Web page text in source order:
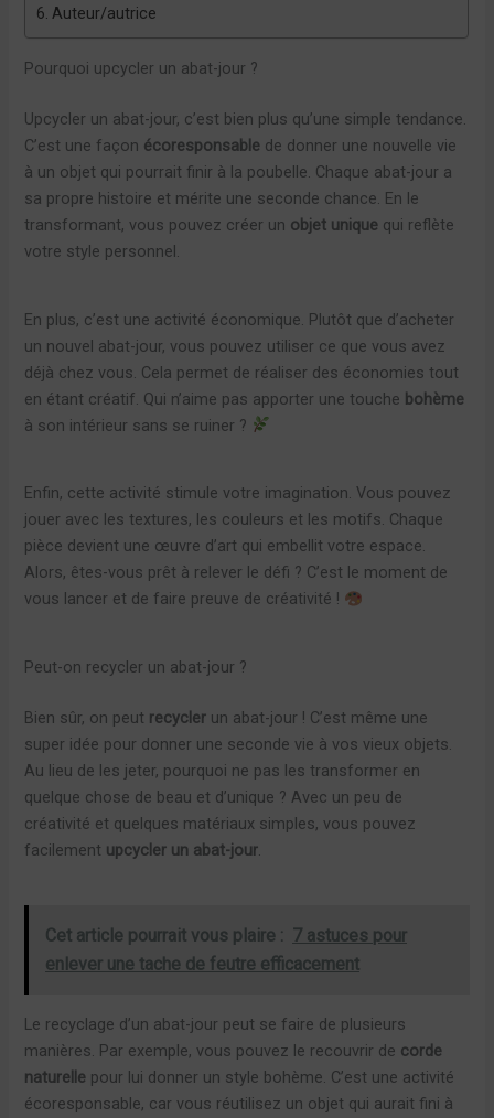
Auteur/autrice
Pourquoi upcycler un abat-jour ?
Upcycler un abat-jour, c’est bien plus qu’une simple tendance.
C’est une façon écoresponsable de donner une nouvelle vie
à un objet qui pourrait finir à la poubelle. Chaque abat-jour a
sa propre histoire et mérite une seconde chance. En le
transformant, vous pouvez créer un objet unique qui reflète
votre style personnel.
En plus, c’est une activité économique. Plutôt que d’acheter
un nouvel abat-jour, vous pouvez utiliser ce que vous avez
déjà chez vous. Cela permet de réaliser des économies tout
en étant créatif. Qui n’aime pas apporter une touche bohème
à son intérieur sans se ruiner ?
Enfin, cette activité stimule votre imagination. Vous pouvez
jouer avec les textures, les couleurs et les motifs. Chaque
pièce devient une œuvre d’art qui embellit votre espace.
Alors, êtes-vous prêt à relever le défi ? C’est le moment de
vous lancer et de faire preuve de créativité !
Peut-on recycler un abat-jour ?
Bien sûr, on peut recycler un abat-jour ! C’est même une
super idée pour donner une seconde vie à vos vieux objets.
Au lieu de les jeter, pourquoi ne pas les transformer en
quelque chose de beau et d’unique ? Avec un peu de
créativité et quelques matériaux simples, vous pouvez
facilement upcycler un abat-jour.
Cet article pourrait vous plaire : 7 astuces pour
enlever une tache de feutre efficacement
Le recyclage d’un abat-jour peut se faire de plusieurs
manières. Par exemple, vous pouvez le recouvrir de corde
naturelle pour lui donner un style bohème. C’est une activité
écoresponsable, car vous réutilisez un objet qui aurait fini à